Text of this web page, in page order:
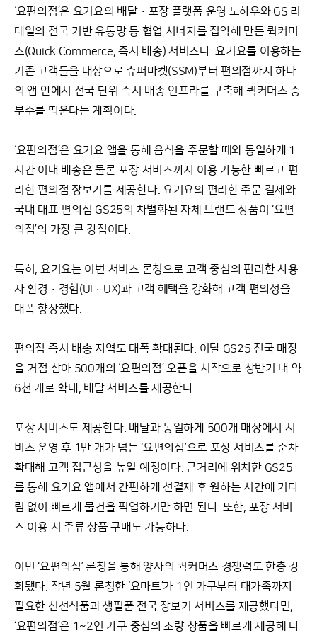
‘요편의점’은 요기요의 배달·포장 플랫폼 운영 노하우와 GS 리
테일의 전국 기반 유통망 등 협업 시너지를 집약해 만든 퀵커머
스(Quick Commerce, 즉시 배송) 서비스다. 요기요를 이용하는
기존 고객들을 대상으로 슈퍼마켓(SSM)부터 편의점까지 하나
의 앱 안에서 전국 단위 즉시 배송 인프라를 구축해 퀵커머스 승
부수를 띄운다는 계획이다.
‘요편의점’은 요기요 앱을 통해 음식을 주문할 때와 동일하게 1
시간 이내 배송은 물론 포장 서비스까지 이용 가능한 빠르고 편
리한 편의점 장보기를 제공한다. 요기요의 편리한 주문 결제와
국내 대표 편의점 GS25의 차별화된 자체 브랜드 상품이 ‘요편
의점’의 가장 큰 강점이다.
특히, 요기요는 이번 서비스 론칭으로 고객 중심의 편리한 사용
자 환경·경험(UI·UX)과 고객 혜택을 강화해 고객 편의성을
대폭 향상했다.
편의점 즉시 배송 지역도 대폭 확대된다. 이달 GS25 전국 매장
을 거점 삼아 500개의 ‘요편의점’ 오픈을 시작으로 상반기 내 약
6천 개로 확대, 배달 서비스를 제공한다.
포장 서비스도 제공한다. 배달과 동일하게 500개 매장에서 서
비스 운영 후 1만 개가 넘는 ‘요편의점’으로 포장 서비스를 순차
확대해 고객 접근성을 높일 예정이다. 근거리에 위치한 GS25
를 통해 요기요 앱에서 간편하게 선결제 후 원하는 시간에 기다
림 없이 빠르게 물건을 픽업하기만 하면 된다. 또한, 포장 서비
스 이용 시 주류 상품 구매도 가능하다.
이번 ‘요편의점’ 론칭을 통해 양사의 퀵커머스 경쟁력도 한층 강
화됐다. 작년 5월 론칭한 ‘요마트’가 1인 가구부터 대가족까지
필요한 신선식품과 생필품 전국 장보기 서비스를 제공했다면,
‘요편의점’은 1~2인 가구 중심의 소량 상품을 빠르게 제공해 다